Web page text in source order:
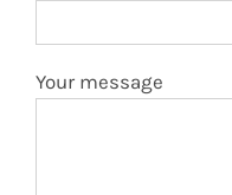
Your message